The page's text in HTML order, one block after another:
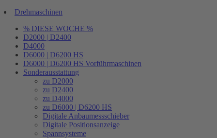
Drehmaschinen
% DIESE WOCHE %
D2000 | D2400
D4000
D6000 | D6200 HS
D6000 | D6200 HS Vorführmaschinen
Sonderausstattung
zu D2000
zu D2400
zu D4000
zu D6000 | D6200 HS
Digitale Anbaumessschieber
Digitale Positionsanzeige
Spannsysteme